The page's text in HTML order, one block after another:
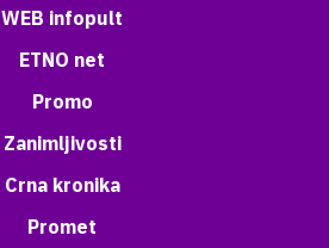
WEB infopult
ETNO net
Promo
Zanimljivosti
Crna kronika
Promet